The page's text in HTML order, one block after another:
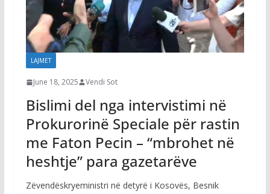
LAJMET
June 18, 2025 Vendi Sot
Bislimi del nga intervistimi në
Prokurorinë Speciale për rastin
me Faton Pecin – “mbrohet në
heshtje” para gazetarëve
Zëvendëskryeministri në detyrë i Kosovës, Besnik